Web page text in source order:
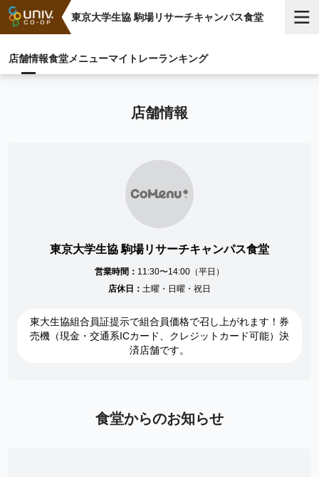
東京大学生協 駒場リサーチキャンパス食堂
店舗情報食堂メニューマイトレーランキング
店舗情報
東京大学生協 駒場リサーチキャンパス食堂
営業時間： 11:30〜14:00（平日）
店休日： 土曜・日曜・祝日
東大生協組合員証提示で組合員価格で召し上がれます！券
売機（現金・交通系ICカード、クレジットカード可能）決
済店舗です。
食堂からのお知らせ